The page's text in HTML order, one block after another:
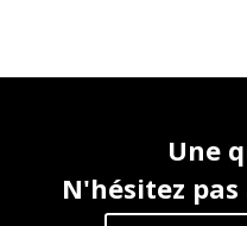
Une
N'hésitez